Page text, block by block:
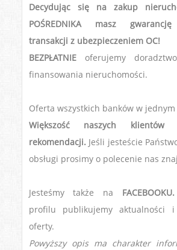
Decydując się na zakup
POŚREDNIKA masz
transakcji z ubezpieczeniem OC!
BEZPŁATNIE oferujemy
finansowania nieruchomości.
Oferta wszystkich banków w
Większość naszych
rekomendacji.Jeśli jesteście
obsługi prosimy o polecenie nas
Jesteśmy także na FACEBOOKU.
profilu publikujemy aktualności i
oferty.
Powyższy opis ma charakter